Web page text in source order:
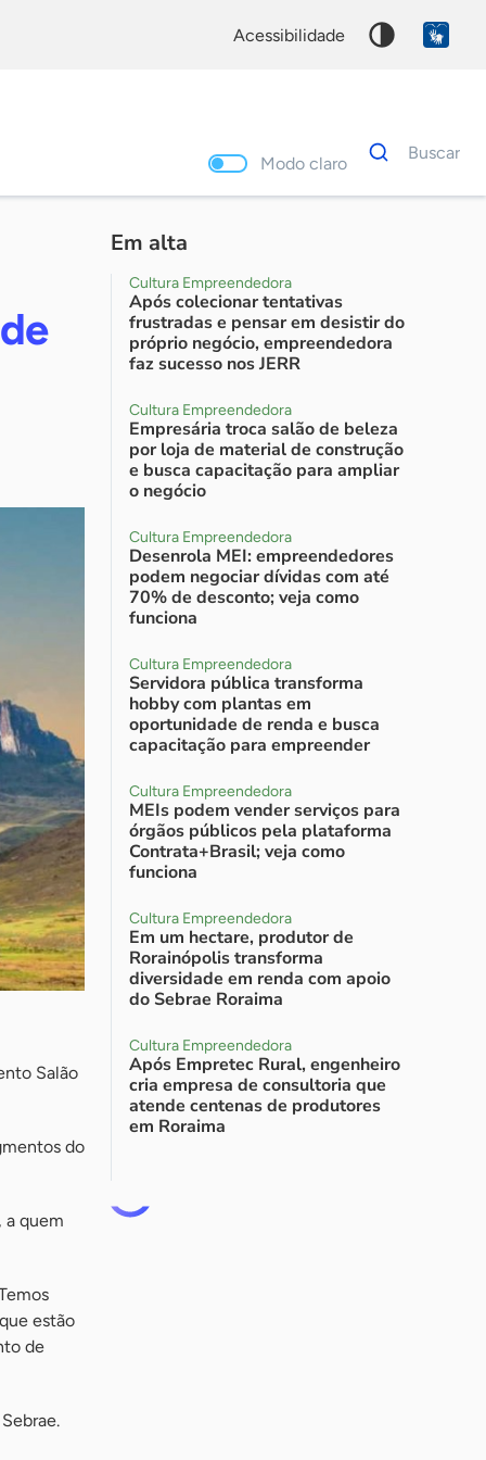
acessibilidade
Modo claro
Dados
para
Buscar
Salão
do
a quem
estão
de
Em alta
Cultura Empreendedora
Após colecionar tentativas
frustradas e pensar em desistir do
próprio negócio, empreendedora
faz sucesso nos JERR
Cultura Empreendedora
Empresária troca salão de beleza
por loja de material de construção
e busca capacitação para ampliar
o negócio
Cultura Empreendedora
Desenrola MEI: empreendedores
podem negociar dívidas com até
70% de desconto; veja como
funciona
Cultura Empreendedora
Servidora pública transforma
hobby com plantas em
oportunidade de renda e busca
capacitação para empreender
Cultura Empreendedora
MEIs podem vender serviços para
órgãos públicos pela plataforma
Contrata+Brasil; veja como
funciona
Cultura Empreendedora
Em um hectare, produtor de
Rorainópolis transforma
diversidade em renda com apoio
do Sebrae Roraima
Cultura Empreendedora
Após Empretec Rural, engenheiro
cria empresa de consultoria que
atende centenas de produtores
em Roraima